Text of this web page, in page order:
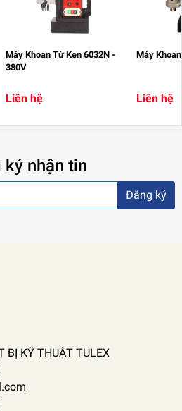
Máy Khoan Từ Ken 6032N -
380V
Liên hệ
Máy
Liên hệ
ký nhận tin
Đăng ký
BỊ KỸ THUẬT TULEX